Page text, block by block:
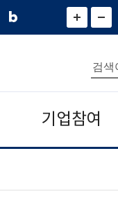
네
그
)
화
면
면
소
통
합
검
색
기업참여